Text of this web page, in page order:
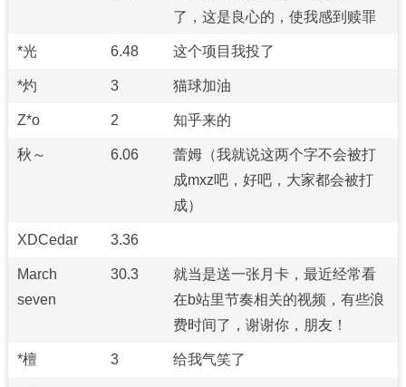
了，这是良心的，使我感到赎罪
*光 6.48 这个项目我投了
*灼 3 猫球加油
Z*o 2 知乎来的
秋～ 6.06
蕾姆（我就说这两个字不会被打
成mxz吧，好吧，大家都会被打
成）
XDCedar 3.36
March
seven
30.3
就当是送一张月卡，最近经常看
在b站里节奏相关的视频，有些浪
费时间了，谢谢你，朋友！
*檀 3 给我气笑了